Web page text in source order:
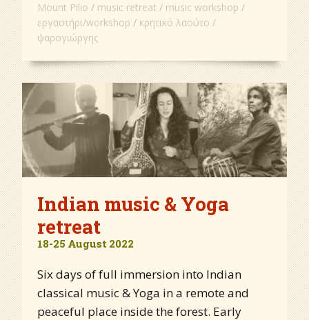
Mount Pilio
music retreat
music workshop
εργαστήρι/workshop
κρητικό λαούτο
ψαρογιώργης
Indian music & Yoga
retreat
18-25 August 2022
Six days of full immersion into Indian
classical music & Yoga in a remote and
peaceful place inside the forest. Early